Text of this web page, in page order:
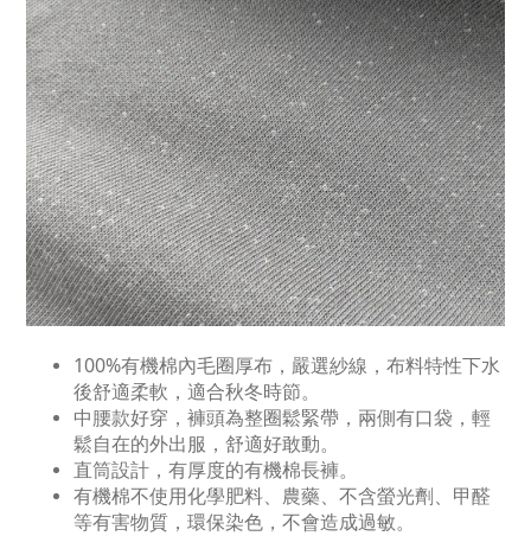
100%有機棉內毛圈厚布，嚴選紗線，布料特性下水
後舒適柔軟，適合秋冬時節。
中腰款好穿，褲頭為整圈鬆緊帶，兩側有口袋，輕
鬆自在的外出服，舒適好敢動。
直筒設計，有厚度的有機棉長褲。
有機棉不使用化學肥料、農藥、不含螢光劑、甲醛
等有害物質，環保染色，不會造成過敏。